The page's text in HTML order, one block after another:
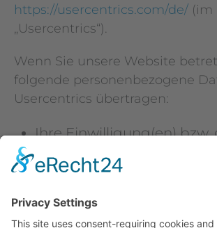
https://usercentrics.com/de/ (im
„Usercentrics“).
Wenn Sie unsere Website
folgende personenbezogene
Usercentrics übertragen:
Ihre Einwilligung(en) bzw.
Widerruf Ihrer
Ihre IP-Adresse
Informationen über Ihren
Informationen über Ihr